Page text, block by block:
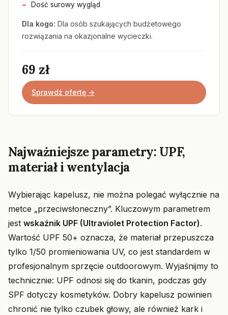
Dość surowy wygląd
Dla kogo: Dla osób szukających budżetowego
rozwiązania na okazjonalne wycieczki.
69 zł
Sprawdź ofertę →
Najważniejsze parametry: UPF,
materiał i wentylacja
Wybierając kapelusz, nie można polegać wyłącznie na
metce „przeciwsłoneczny”. Kluczowym parametrem
jest wskaźnik UPF (Ultraviolet Protection Factor).
Wartość UPF 50+ oznacza, że materiał przepuszcza
tylko 1/50 promieniowania UV, co jest standardem w
profesjonalnym sprzęcie outdoorowym. Wyjaśnijmy to
technicznie: UPF odnosi się do tkanin, podczas gdy
SPF dotyczy kosmetyków. Dobry kapelusz powinien
chronić nie tylko czubek głowy, ale również kark i